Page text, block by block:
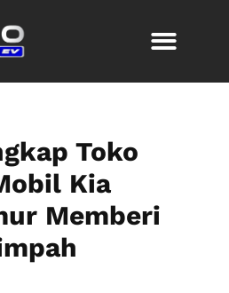
Toko
Kia
Memberi